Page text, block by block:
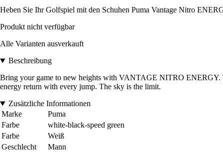
Heben Sie Ihr Golfspiel mit den Schuhen Puma Vantage Nitro
Produkt nicht verfügbar
Alle Varianten ausverkauft
Beschreibung
Bring your game to new heights with VANTAGE NITRO ENERGY.
energy return with every jump. The sky is the limit.
Zusätzliche Informationen
Marke
Puma
Farbe
white-black-speed green
Farbe
Weiß
Geschlecht
Mann